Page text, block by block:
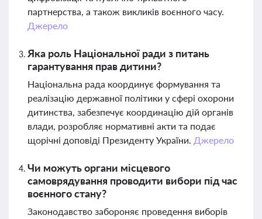
партнерства, а також викликів воєнного часу.
Джерело
Яка роль Національної ради з питань
гарантування прав дитини?
Національна рада координує формування та
реалізацію державної політики у сфері охорони
дитинства, забезпечує координацію дій органів
влади, розробляє нормативні акти та подає
щорічні доповіді Президенту України. Джерело
Чи можуть органи місцевого
самоврядування проводити вибори під час
воєнного стану?
Законодавство забороняє проведення виборів